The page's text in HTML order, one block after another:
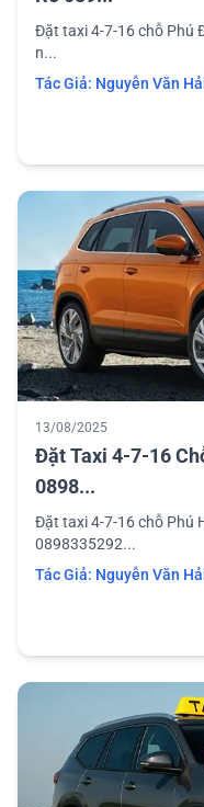
Đặt taxi 4-7-16 chỗ Phú
n...
Tác Giả: Nguyễn Văn
13/08/2025
Đặt Taxi 4-7-16
0898...
Đặt taxi 4-7-16 chỗ Phú
0898335292...
Tác Giả: Nguyễn Văn